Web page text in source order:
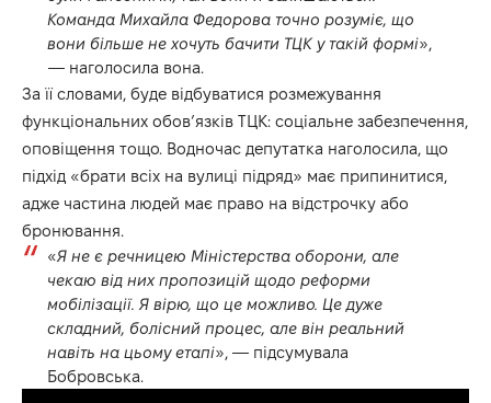
Команда Михайла Федорова точно розуміє, що
вони більше не хочуть бачити ТЦК у такій формі»,
— наголосила вона.
За її словами, буде відбуватися розмежування
функціональних обов’язків ТЦК: соціальне забезпечення,
оповіщення тощо. Водночас депутатка наголосила, що
підхід «брати всіх на вулиці підряд» має припинитися,
адже частина людей має право на відстрочку або
бронювання.
«Я не є речницею Міністерства оборони, але
чекаю від них пропозицій щодо реформи
мобілізації. Я вірю, що це можливо. Це дуже
складний, болісний процес, але він реальний
навіть на цьому етапі», — підсумувала
Бобровська.